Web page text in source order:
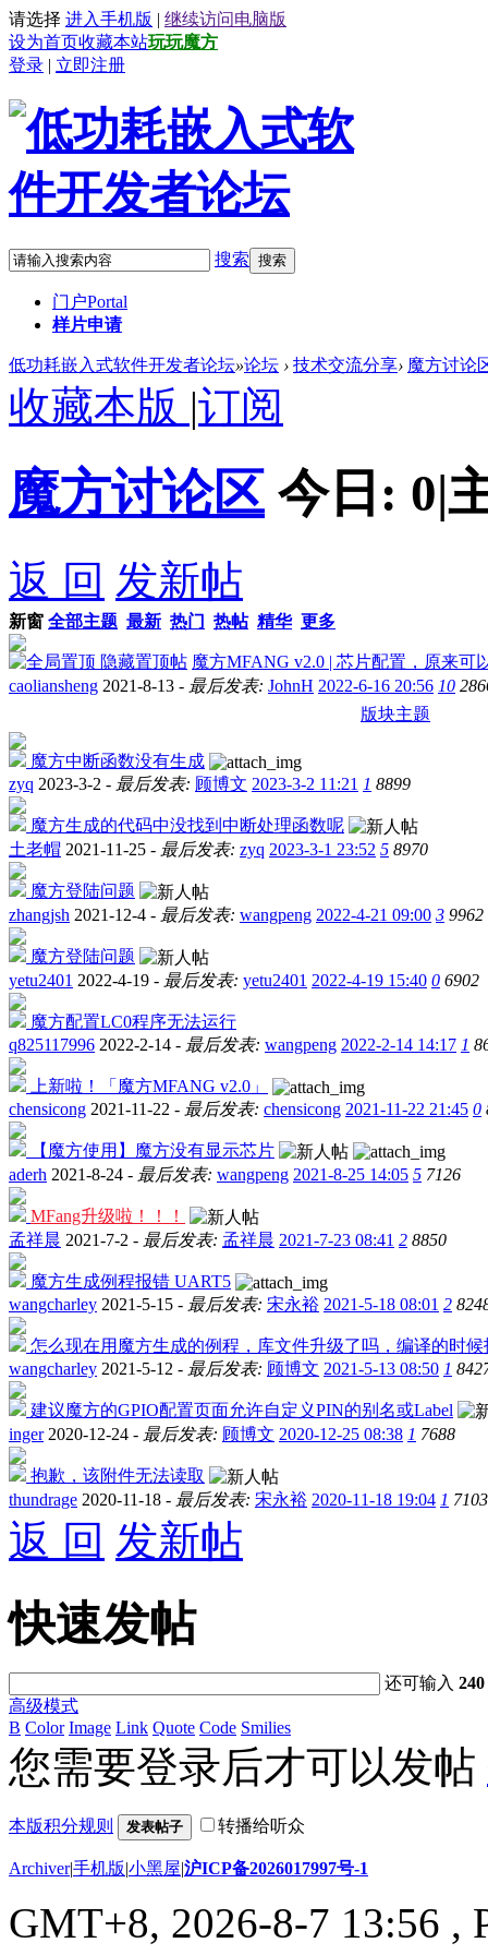
请选择 进入手机版 | 继续访问电脑版
设为首页收藏本站玩玩魔方
登录 | 立即注册
搜索 搜索
门户Portal
样片申请
低功耗嵌入式软件开发者论坛»论坛 › 技术交流分享› 魔方讨论
收藏本版 |订阅
魔方讨论区 今日: 0|
返 回 发新帖
新窗 全部主题 最新 热门 热帖 精华 更多
隐藏置顶帖 魔方MFANG v2.0 | 芯片配置，原来可
caoliansheng 2021-8-13 - 最后发表: JohnH 2022-6-16 20:56 10
版块主题
魔方中断函数没有生成
zyq 2023-3-2 - 最后发表: 顾博文 2023-3-2 11:21 1 8899
魔方生成的代码中没找到中断处理函数呢
土老帽 2021-11-25 - 最后发表: zyq 2023-3-1 23:52 5 8970
魔方登陆问题
zhangjsh 2021-12-4 - 最后发表: wangpeng 2022-4-21 09:00 3 9962
魔方登陆问题
yetu2401 2022-4-19 - 最后发表: yetu2401 2022-4-19 15:40 0 6902
魔方配置LC0程序无法运行
q825117996 2022-2-14 - 最后发表: wangpeng 2022-2-14 14:17 1
上新啦！「魔方MFANG v2.0」
chensicong 2021-11-22 - 最后发表: chensicong 2021-11-22 21:45 0
【魔方使用】魔方没有显示芯片
aderh 2021-8-24 - 最后发表: wangpeng 2021-8-25 14:05 5 7126
MFang升级啦！！！
孟祥晨 2021-7-2 - 最后发表: 孟祥晨 2021-7-23 08:41 2 8850
魔方生成例程报错 UART5
wangcharley 2021-5-15 - 最后发表: 宋永裕 2021-5-18 08:01 2
怎么现在用魔方生成的例程，库文件升级了吗，编译的时候
wangcharley 2021-5-12 - 最后发表: 顾博文 2021-5-13 08:50 1
建议魔方的GPIO配置页面允许自定义PIN的别名或Label
inger 2020-12-24 - 最后发表: 顾博文 2020-12-25 08:38 1 7688
抱歉，该附件无法读取
thundrage 2020-11-18 - 最后发表: 宋永裕 2020-11-18 19:04 1 7103
返 回 发新帖
快速发帖
还可输入240
高级模式
B Color Image Link Quote Code Smilies
您需要登录后才可以发帖
本版积分规则 发表帖子 转播给听众
Archiver|手机版|小黑屋|沪ICP备2026017997号-1
GMT+8, 2026-8-7 13:56 ,